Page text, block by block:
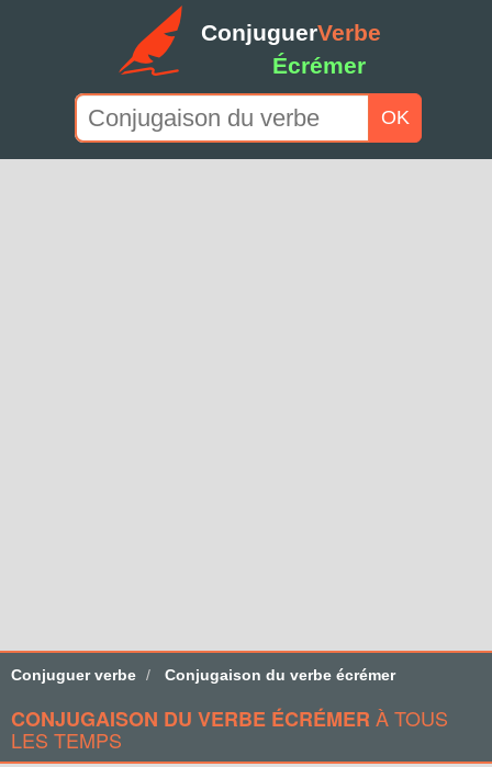
ConjuguerVerbe
Écrémer
OK
Conjuguer verbe Conjugaison du verbe écrémer
CONJUGAISON DU VERBE ÉCRÉMER À TOUS
LES TEMPS